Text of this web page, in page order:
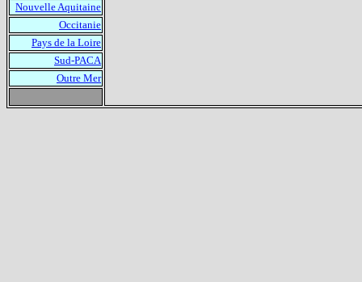
Nouvelle Aquitaine
Occitanie
Pays de la Loire
Sud-PACA
Outre Mer